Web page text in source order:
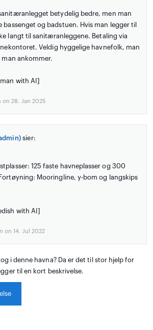
betydelig bedre, men man
bassenget og badstuen. Hvis man legger til
langt til sanitæranleggene. Betaling via
Veldig hyggelige havnefolk, man
man ankommer.
with AI]
28. Jan 2025
sier:
125 faste havneplasser og 300
Mooringline, y-bom og langskips
with AI]
on 14. Jul 2022
i denne havna? Da er det til stor hjelp for
til en kort beskrivelse.